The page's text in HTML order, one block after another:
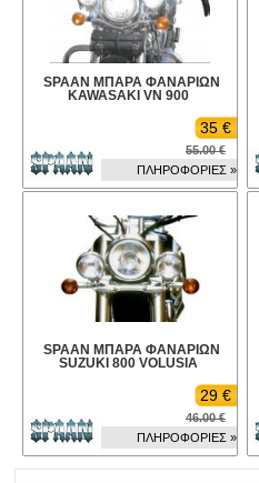
SPAAN ΜΠΑΡΑ ΦΑΝΑΡΙΩΝ
KAWASAKI VN 900
35 €
55.00 €
ΠΛΗΡΟΦΟΡΙΕΣ »
SPAAN ΜΠΑΡΑ ΦΑΝΑΡΙΩΝ
SUZUKI 800 VOLUSIA
29 €
46.00 €
ΠΛΗΡΟΦΟΡΙΕΣ »